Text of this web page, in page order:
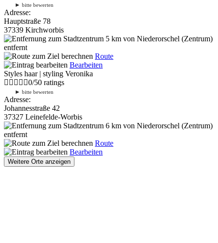
► bitte bewerten
Adresse:
Hauptstraße 78
37339 Kirchworbis
5 km von Niederorschel (Zentrum)
entfernt
Route
Bearbeiten
Styles haar | styling Veronika
0/50 ratings
► bitte bewerten
Adresse:
Johannesstraße 42
37327 Leinefelde-Worbis
6 km von Niederorschel (Zentrum)
entfernt
Route
Bearbeiten
Weitere Orte anzeigen